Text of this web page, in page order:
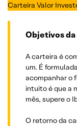
Carteira Valor
Objetivos
A carteira é
um. É
acompanhar o
intuito é que a
mês, supere o
O retorno da